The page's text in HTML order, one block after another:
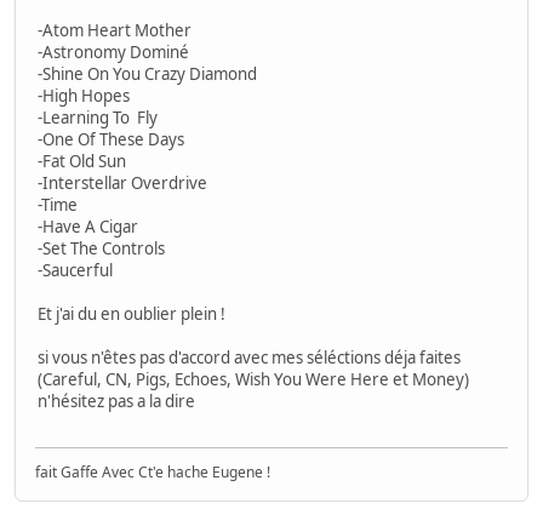
-Atom Heart Mother
-Astronomy Dominé
-Shine On You Crazy Diamond
-High Hopes
-Learning To Fly
-One Of These Days
-Fat Old Sun
-Interstellar Overdrive
-Time
-Have A Cigar
-Set The Controls
-Saucerful
Et j'ai du en oublier plein !
si vous n'êtes pas d'accord avec mes séléctions déja faites
(Careful, CN, Pigs, Echoes, Wish You Were Here et Money)
n'hésitez pas a la dire
fait Gaffe Avec Ct'e hache Eugene !